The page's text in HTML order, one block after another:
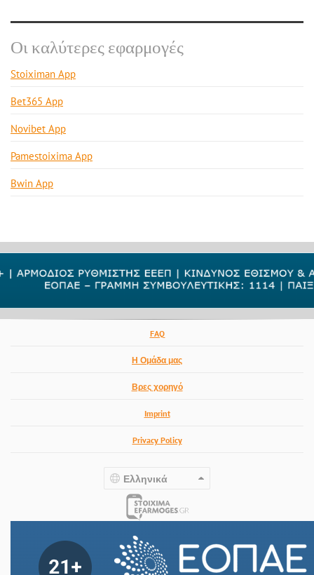
Οι καλύτερες εφαρμογές
Stoiximan App
Bet365 App
Novibet App
Pamestoixima App
Bwin App
FAQ
Η Ομάδα μας
Βρες χορηγό
Imprint
Privacy Policy
Ελληνικά